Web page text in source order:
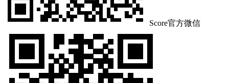
Score官方微信